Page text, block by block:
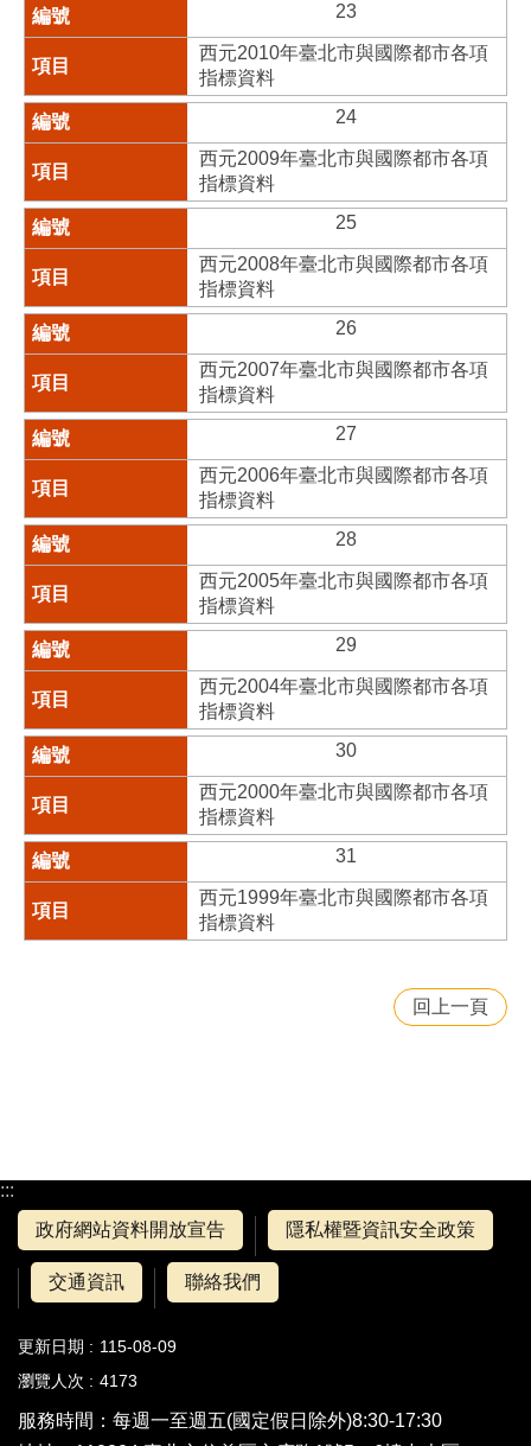
23
西元2010年臺北市與國際都市各項
指標資料
24
西元2009年臺北市與國際都市各項
指標資料
25
西元2008年臺北市與國際都市各項
指標資料
26
西元2007年臺北市與國際都市各項
指標資料
27
西元2006年臺北市與國際都市各項
指標資料
28
西元2005年臺北市與國際都市各項
指標資料
29
西元2004年臺北市與國際都市各項
指標資料
30
西元2000年臺北市與國際都市各項
指標資料
31
西元1999年臺北市與國際都市各項
指標資料
回上一頁
:::
政府網站資料開放宣告
隱私權暨資訊安全政策
交通資訊 聯絡我們
更新日期
115-08-09
瀏覽人次
4173
服務時間：每週一至週五(國定假日除外)8:30-17:30